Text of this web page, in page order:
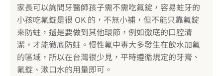
家長可以詢問牙醫師孩子需不需吃氟錠，容易蛀牙的
小孩吃氟錠是很 OK 的，不無小補，但不能只靠氟錠
來防蛀，還是要做到其他環節，例如徹底的口腔清
潔，才能徹底防蛀。慢性氟中毒大多發生在飲水加氟
的區域，所以在台灣很少見，平時遵循規定的牙膏、
氟錠、漱口水的用量即可。